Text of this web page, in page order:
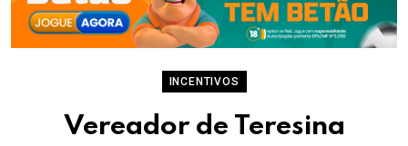
INCENTIVOS
Vereador de Teresina